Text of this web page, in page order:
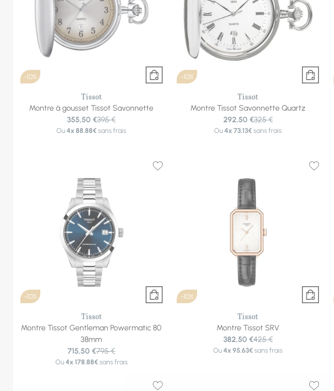
-10%
Tissot
Montre à gousset Tissot Savonnette
355,50 €395 €
Ou4x 88.88€sans frais
-10%
Tissot
Montre Tissot Savonnette Quartz
292,50 €325 €
Ou4x 73.13€sans frais
-10%
Tissot
Montre Tissot Gentleman Powermatic 80
38mm
715,50 €795 €
Ou4x 178.88€sans frais
-10%
Tissot
Montre Tissot SRV
382,50 €425 €
Ou4x 95.63€sans frais